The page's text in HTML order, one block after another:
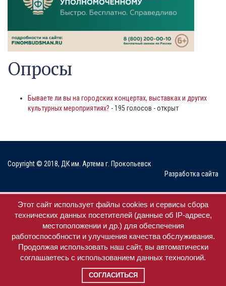
Опросы
Бываете ли вы на городских концертах, выставках и других
культурных мероприятиях? - 195 голосов - открыт
Copyright © 2018, ДК им. Артема г. Прокопьевск
Разработка сайта
Мы в соц. сетях
Этот сайт использует файлы cookies и сервисы сбора
технических данных посетителей (данные об IP-адресе,
местоположении и др.) для обеспечения
работоспособности и улучшения качества обслуживания.
Продолжая использовать наш сайт, вы автоматически
соглашаетесь с использованием данных технологий.
СОГЛАСИТЬСЯ